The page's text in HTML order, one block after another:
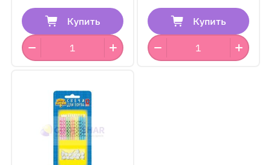
Купить Купить